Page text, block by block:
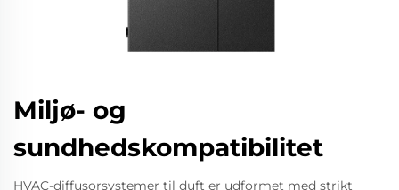
Miljø- og
sundhedskompatibilitet
HVAC-diffusorsystemer til duft er udformet med strikt